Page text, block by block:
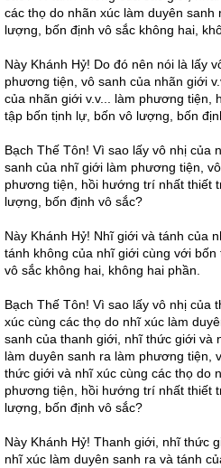
các thọ do nhãn xúc làm duyên
lượng, bốn định vô sắc không hai,
Này Khánh Hỷ! Do đó nên nói là lấy
phương tiện, vô sanh của nhãn giới
của nhãn giới v.v... làm phương tiện,
tập bốn tịnh lự, bốn vô lượng, bốn
Bạch Thế Tôn! Vì sao lấy vô nhị của
sanh của nhĩ giới làm phương tiện,
phương tiện, hồi hướng trí nhất thiết
lượng, bốn định vô sắc?
Này Khánh Hỷ! Nhĩ giới và tánh của
tánh không của nhĩ giới cùng với
vô sắc không hai, không hai phần.
Bạch Thế Tôn! Vì sao lấy vô nhị của
xúc cùng các thọ do nhĩ xúc làm
sanh của thanh giới, nhĩ thức giới và
làm duyên sanh ra làm phương tiện,
thức giới và nhĩ xúc cùng các thọ do
phương tiện, hồi hướng trí nhất thiết
lượng, bốn định vô sắc?
Này Khánh Hỷ! Thanh giới, nhĩ thức
nhĩ xúc làm duyên sanh ra và tánh